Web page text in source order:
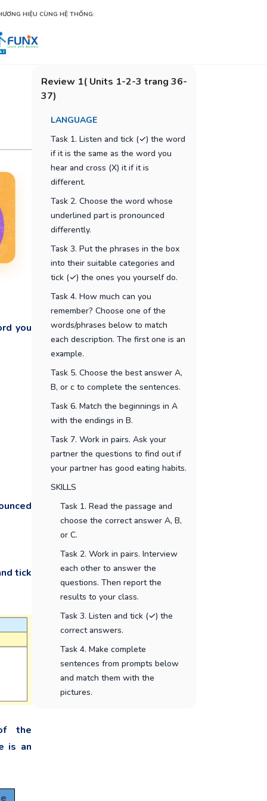
HIỆU CÙNG HỆ THỐNG:
you
tick
the
is an
Review 1( Units 1-2-3 trang 36-
37)
LANGUAGE
Task 1. Listen and tick (✓) the word
if it is the same as the word you
hear and cross (X) it if it is
different.
Task 2. Choose the word whose
underlined part is pronounced
differently.
Task 3. Put the phrases in the box
into their suitable categories and
tick (✓) the ones you yourself do.
Task 4. How much can you
remember? Choose one of the
words/phrases below to match
each description. The first one is an
example.
Task 5. Choose the best answer A,
B, or c to complete the sentences.
Task 6. Match the beginnings in A
with the endings in B.
Task 7. Work in pairs. Ask your
partner the questions to find out if
your partner has good eating habits.
SKILLS
Task 1. Read the passage and
choose the correct answer A, B,
or C.
Task 2. Work in pairs. Interview
each other to answer the
questions. Then report the
results to your class.
Task 3. Listen and tick (✓) the
correct answers.
Task 4. Make complete
sentences from prompts below
and match them with the
pictures.